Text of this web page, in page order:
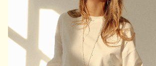
Новинки
В наличии
Бестселлеры